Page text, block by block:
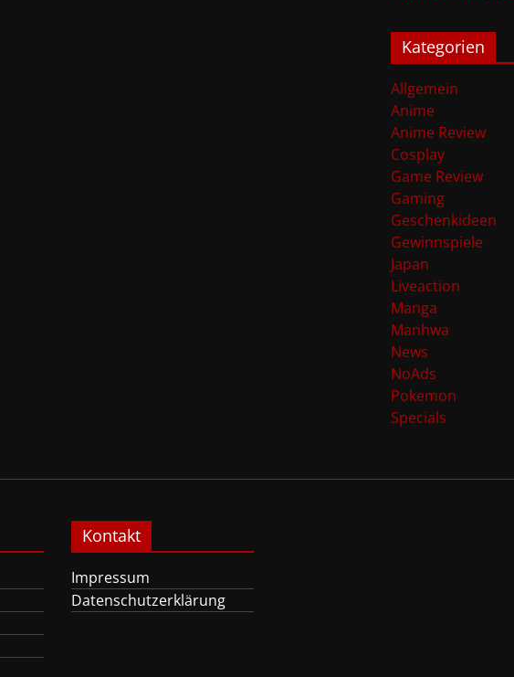
Kategorien
Allgemein
Anime
Anime Review
Cosplay
Game Review
Gaming
Geschenkideen
Gewinnspiele
Japan
Liveaction
Manga
Manhwa
News
NoAds
Pokemon
Specials
Kontakt
Impressum
Datenschutzerklärung